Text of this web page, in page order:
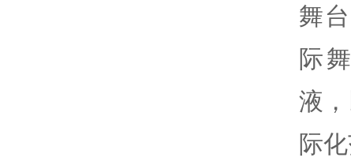
舞
际
液
际化